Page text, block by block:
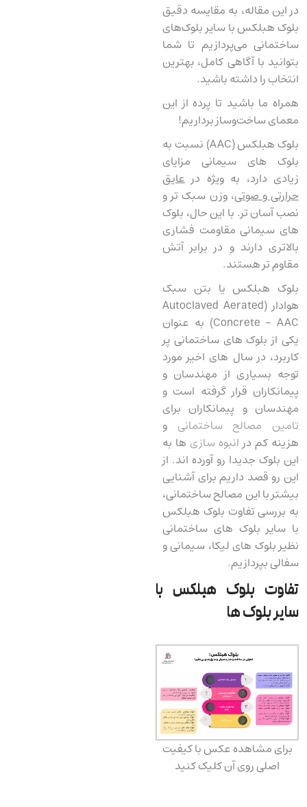
در این مقاله، به مقایسه دقیق
بلوک هبلکس با سایر بلوک‌های
ساختمانی می‌پردازیم تا شما
بتوانید با آگاهی کامل، بهترین
انتخاب را داشته باشید.
همراه ما باشید تا پرده از این
معمای ساخت‌وساز برداریم!
بلوک هبلکس (AAC) نسبت به
بلوک های سیمانی مزایای
زیادی دارد، به ویژه در عایق
حرارتی و صوتی، وزن سبک تر و
نصب آسان تر. با این حال، بلوک
های سیمانی مقاومت فشاری
بالاتری دارند و در برابر آتش
مقاوم تر هستند.
بلوک هبلکس یا بتن سبک
هوادار (Autoclaved Aerated
Concrete – AAC) به عنوان
یکی از بلوک ‌های ساختمانی پر
کاربرد، در سال ‌های اخیر مورد
توجه بسیاری از مهندسان و
پیمانکاران قرار گرفته است و
مهندسان و پیمانکاران برای
تامین مصالح ساختمانی و
هزینه کم درانبوه سازی ها به
این بلوک جدیدا رو آورده اند. از
این رو قصد داریم برای آشنایی
بیشتر با این مصالح ساختمانی،
به بررسی تفاوت‌ بلوک هبلکس
با سایر بلوک‌ های ساختمانی
نظیر بلوک‌ های لیکا، سیمانی و
سفالی بپردازیم.
تفاوت بلوک هبلکس با
سایر بلوک ها
برای مشاهده عکس با کیفیت
اصلی روی آن کلیک کنید